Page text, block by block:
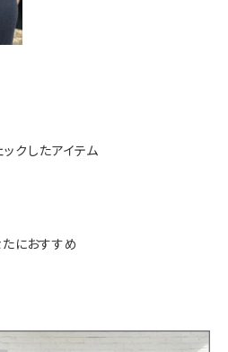
クしたアイテム
におすすめ